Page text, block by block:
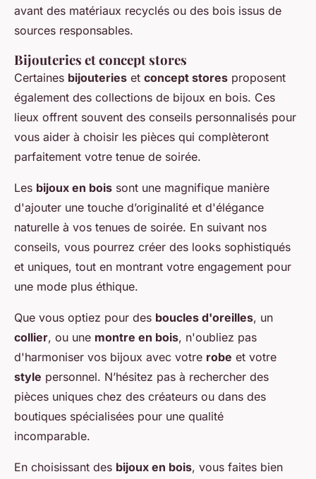
avant des matériaux recyclés ou des bois issus de
sources responsables.
Bijouteries et concept stores
Certaines bijouteries et concept stores proposent
également des collections de bijoux en bois. Ces
lieux offrent souvent des conseils personnalisés pour
vous aider à choisir les pièces qui complèteront
parfaitement votre tenue de soirée.
Les bijoux en bois sont une magnifique manière
d'ajouter une touche d’originalité et d'élégance
naturelle à vos tenues de soirée. En suivant nos
conseils, vous pourrez créer des looks sophistiqués
et uniques, tout en montrant votre engagement pour
une mode plus éthique.
Que vous optiez pour des boucles d'oreilles, un
collier, ou une montre en bois, n'oubliez pas
d'harmoniser vos bijoux avec votre robe et votre
style personnel. N’hésitez pas à rechercher des
pièces uniques chez des créateurs ou dans des
boutiques spécialisées pour une qualité
incomparable.
En choisissant des bijoux en bois, vous faites bien